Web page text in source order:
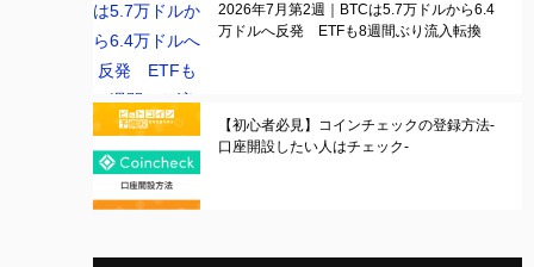
2026年7月第2週｜BTCは5.7万ドルから6.4
万ドルへ反発 ETFも8週間ぶり流入転換
【初心者必見】コインチェックの登録方法-
口座開設したい人はチェック-